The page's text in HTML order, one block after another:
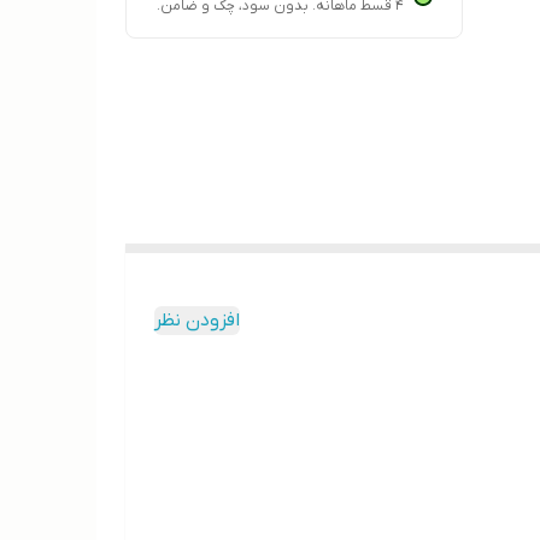
۴ قسط ماهانه. بدون سود، چک و ضامن.
افزودن نظر